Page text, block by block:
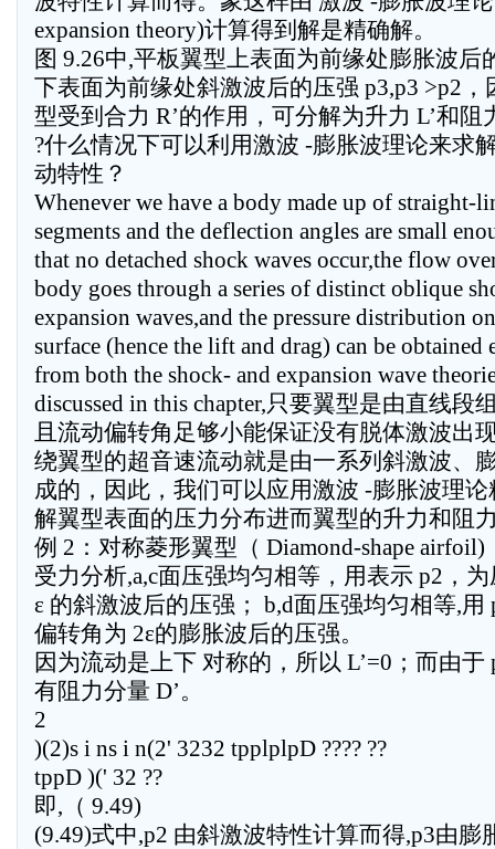
expansion theory)计算得到解是精确解。
图 9.26中,平板翼型上表面为前缘处膨胀波后
下表面为前缘处斜激波后的压强 p3,p3 >p2，
型受到合力 R’的作用，可分解为升力 L’和阻
?什么情况下可以利用激波 -膨胀波理论来求
动特性？
Whenever we have a body made up of straight-
segments and the deflection angles are small
that no detached shock waves occur,the flow
body goes through a series of distinct oblique
expansion waves,and the pressure distribution
surface (hence the lift and drag) can be obtained
from both the shock- and expansion wave
discussed in this chapter,只要翼型是由直线段
且流动偏转角足够小能保证没有脱体激波出
绕翼型的超音速流动就是由一系列斜激波、
成的，因此，我们可以应用激波 -膨胀波理
解翼型表面的压力分布进而翼型的升力和阻
例 2：对称菱形翼型（ Diamond-shape airfoil)
受力分析,a,c面压强均匀相等，用表示 p2，
ε 的斜激波后的压强； b,d面压强均匀相等,用
偏转角为 2ε的膨胀波后的压强。
因为流动是上下 对称的，所以 L’=0；而由于
有阻力分量 D’。
2
)(2)s i ns i n(2' 3232 tpplplpD ???? ??
tppD )(' 32 ??
即,（ 9.49)
(9.49)式中,p2 由斜激波特性计算而得,p3由膨